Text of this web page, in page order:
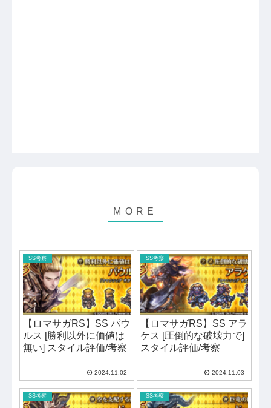
SS考察
【ロマサガRS】SS パウ
ルス [勝利以外に価値は
無い] スタイル評価/考察
...
2024.11.02
SS考察
【ロマサガRS】SS アラ
ケス [圧倒的な破壊力で]
スタイル評価/考察
...
2024.11.03
SS考察 SS考察